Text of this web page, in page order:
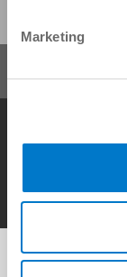
Marketing